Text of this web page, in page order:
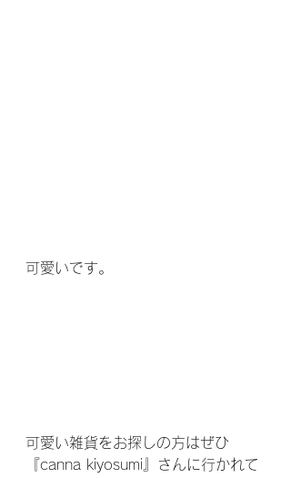
可愛いです。
可愛い雑貨をお探しの方はぜひ
『canna kiyosumi』さんに行かれて